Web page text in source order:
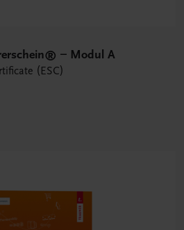
– Modul A
(ESC)